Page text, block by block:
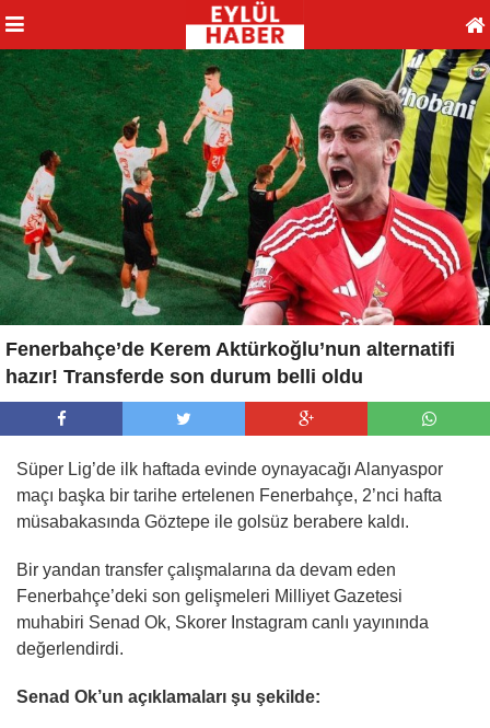
Fenerbahçe’de Kerem Aktürkoğlu’nun alternatifi
hazır! Transferde son durum belli oldu
Süper Lig’de ilk haftada evinde oynayacağı Alanyaspor
maçı başka bir tarihe ertelenen Fenerbahçe, 2’nci hafta
müsabakasında Göztepe ile golsüz berabere kaldı.
Bir yandan transfer çalışmalarına da devam eden
Fenerbahçe’deki son gelişmeleri Milliyet Gazetesi
muhabiri Senad Ok, Skorer Instagram canlı yayınında
değerlendirdi.
Senad Ok’un açıklamaları şu şekilde: